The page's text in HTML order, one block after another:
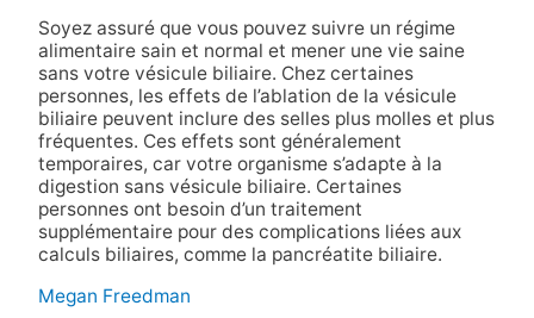
Soyez assuré que vous pouvez suivre un régime
alimentaire sain et normal et mener une vie saine
sans votre vésicule biliaire. Chez certaines
personnes, les effets de l’ablation de la vésicule
biliaire peuvent inclure des selles plus molles et plus
fréquentes. Ces effets sont généralement
temporaires, car votre organisme s’adapte à la
digestion sans vésicule biliaire. Certaines
personnes ont besoin d’un traitement
supplémentaire pour des complications liées aux
calculs biliaires, comme la pancréatite biliaire.
Megan Freedman